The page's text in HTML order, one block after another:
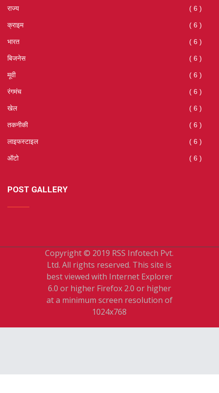
राज्य ( 6 )
क्राइम ( 6 )
भारत ( 6 )
बिजनेस ( 6 )
मूवी ( 6 )
रंगमंच ( 6 )
खेल ( 6 )
तकनीकी ( 6 )
लाइफस्टाइल ( 6 )
ऑटो ( 6 )
POST GALLERY
Copyright © 2019 RSS Infotech Pvt.
Ltd. All rights reserved. This site is
best viewed with Internet Explorer
6.0 or higher Firefox 2.0 or higher
at a minimum screen resolution of
1024x768